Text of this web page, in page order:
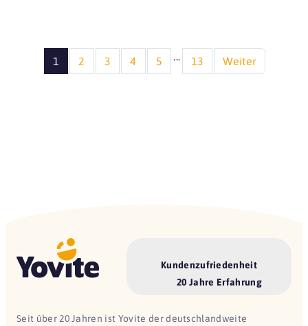
1 2 3 4 5 ... 13 Weiter
Kundenzufriedenheit
20 Jahre Erfahrung
Seit über 20 Jahren ist Yovite der deutschlandweite